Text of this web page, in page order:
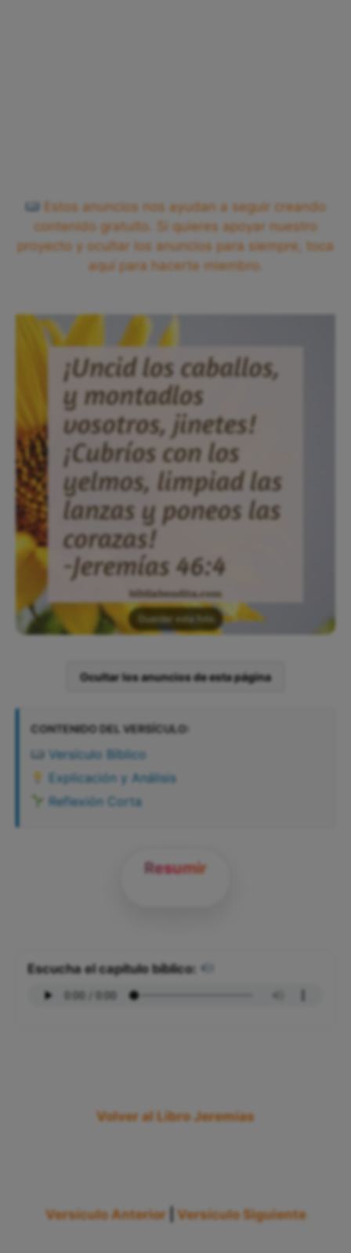
Estos anuncios nos ayudan a seguir creando
contenido gratuito. Si quieres apoyar nuestro
proyecto y ocultar los anuncios para siempre, toca
aquí para hacerte miembro.
Guardar esta foto
Ocultar los anuncios de esta página
CONTENIDO DEL VERSÍCULO:
Versículo Bíblico
Explicación y Análisis
Reflexión Corta
Resumir
Escucha el capítulo bíblico:
Volver al Libro Jeremías
Versículo Anterior Versículo Siguiente